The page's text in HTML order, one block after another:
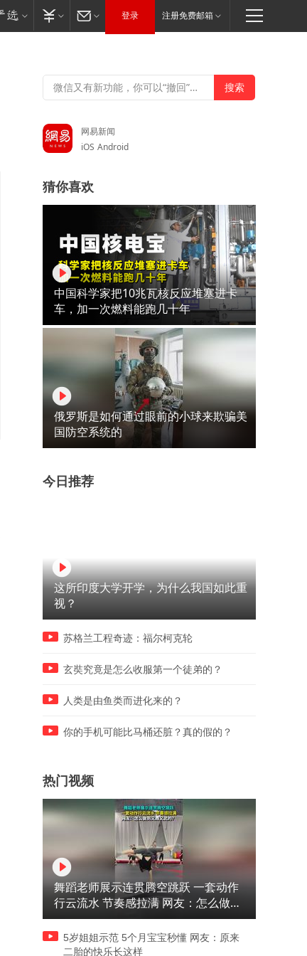
登录 注册免费邮箱
00:42
大爷花了四百块买了个铜球，
将军利用美人计打败敌人
网易新闻
iOS Android
猜你喜欢
中国科学家把10兆瓦核反应堆塞进卡
车，加一次燃料能跑几十年
俄罗斯是如何通过眼前的小球来欺骗美
国防空系统的
今日推荐
这所印度大学开学，为什么我国如此重
视？
苏格兰工程奇迹：福尔柯克轮
玄奘究竟是怎么收服第一个徒弟的？
人类是由鱼类而进化来的？
你的手机可能比马桶还脏？真的假的？
热门视频
舞蹈老师展示连贯腾空跳跃 一套动作
行云流水 节奏感拉满 网友：怎么做到
又舞又武的？
5岁姐姐示范 5个月宝宝秒懂 网友：原来
二胎的快乐长这样